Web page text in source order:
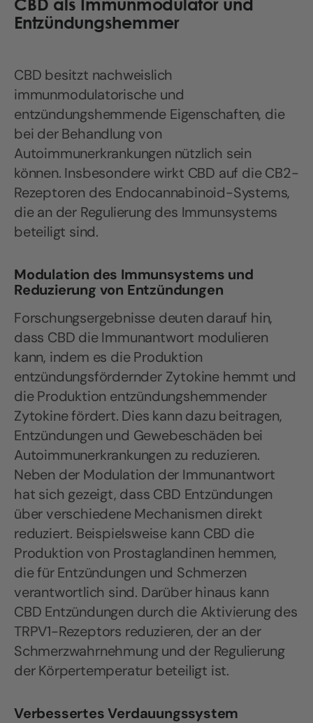
CBD als Immunmodulator und
Entzündungshemmer
CBD besitzt nachweislich
immunmodulatorische und
entzündungshemmende Eigenschaften, die
bei der Behandlung von
Autoimmunerkrankungen nützlich sein
können. Insbesondere wirkt CBD auf die CB2-
Rezeptoren des Endocannabinoid-Systems,
die an der Regulierung des Immunsystems
beteiligt sind.
Modulation des Immunsystems und
Reduzierung von Entzündungen
Forschungsergebnisse deuten darauf hin,
dass CBD die Immunantwort modulieren
kann, indem es die Produktion
entzündungsfördernder Zytokine hemmt und
die Produktion entzündungshemmender
Zytokine fördert. Dies kann dazu beitragen,
Entzündungen und Gewebeschäden bei
Autoimmunerkrankungen zu reduzieren.
Neben der Modulation der Immunantwort
hat sich gezeigt, dass CBD Entzündungen
über verschiedene Mechanismen direkt
reduziert. Beispielsweise kann CBD die
Produktion von Prostaglandinen hemmen,
die für Entzündungen und Schmerzen
verantwortlich sind. Darüber hinaus kann
CBD Entzündungen durch die Aktivierung des
TRPV1-Rezeptors reduzieren, der an der
Schmerzwahrnehmung und der Regulierung
der Körpertemperatur beteiligt ist.
Verbessertes Verdauungssystem